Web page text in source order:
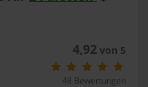
4,92von 5
48 Bewertungen